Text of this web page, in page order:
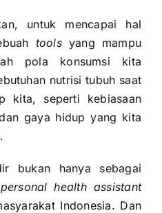
untuk mencapai hal
toolsyang mampu
pola konsumsi kita
nutrisi tubuh saat
kita, seperti kebiasaan
gaya hidup yang kita
bukan hanya sebagai
personal health assistant
Indonesia. Dan